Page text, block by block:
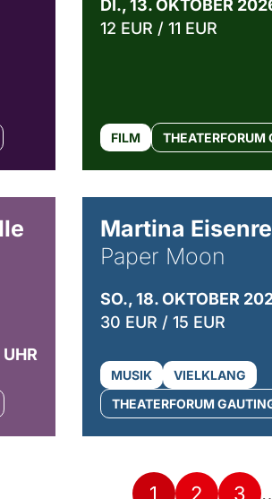
DI., 13. OKTOBER
12 EUR / 11 EUR
FILM THEATERFORUM
Martina
Paper Moon
SO., 18. OKTOBER
30 EUR / 15 EUR
MUSIK
VIELKLANG
THEATERFORUM
1 2 3